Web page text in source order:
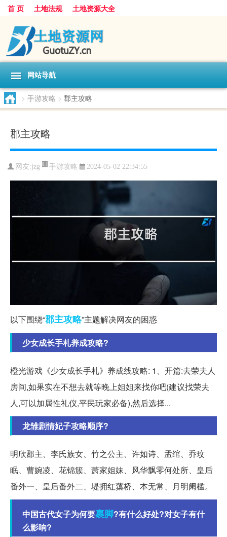
首 页 土地法规 土地资源大全
网站导航
> 手游攻略 > 郡主攻略
郡主攻略
网友:jzg 手游攻略 2024-05-02 22:34:55
以下围绕“郡主攻略”主题解决网友的困惑
少女成长手札养成攻略?
橙光游戏《少女成长手札》养成线攻略: 1、开篇:去荣夫人
房间,如果实在不想去就等晚上姐姐来找你吧(建议找荣夫
人,可以加属性礼仪,平民玩家必备),然后选择...
龙雏剧情妃子攻略顺序?
明欣郡主、李氏族女、竹之公主、许如诗、孟绾、乔玟
眠、曹婉凌、花锦簇、萧家姐妹、风华飘零何处所、皇后
番外一、皇后番外二、堤拥红蕖桥、本无常、月明阑槛。
中国古代女子为何要裹脚?有什么好处?对女子有什
么影响?